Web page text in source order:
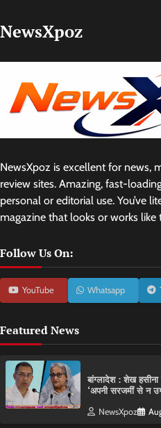
NewsXpoz
NewsXpoz is excellent for news,
review sites. Amazing, fast-
personal or editorial use. You’ve
magazine that looks or works like
Follow Us On:
YouTube Whatsapp
Featured News
बांग्लादेश : शेख
‘अपनी सरजमीं से न
NewsXpoz